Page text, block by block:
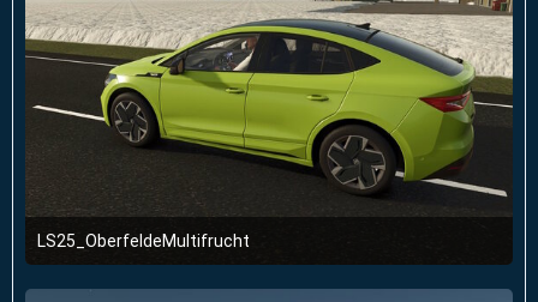
LS25_OberfeldeMultifrucht
2. Januar 2026 um 23:51